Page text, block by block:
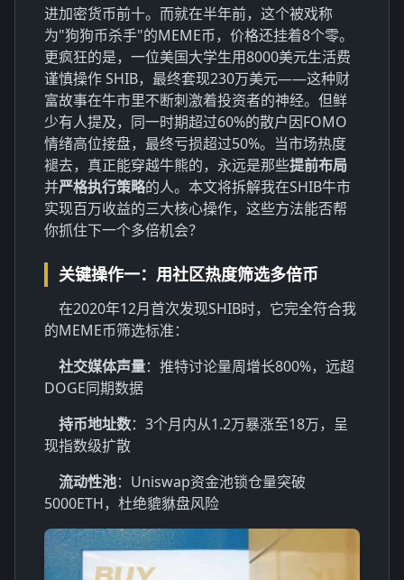
进加密货币前十。而就在半年前，这个被戏称
为"狗狗币杀手"的MEME币，价格还挂着8个零。
更疯狂的是，一位美国大学生用8000美元生活费
谨慎操作 SHIB，最终套现230万美元——这种财
富故事在牛市里不断刺激着投资者的神经。但鲜
少有人提及，同一时期超过60%的散户因FOMO
情绪高位接盘，最终亏损超过50%。当市场热度
褪去，真正能穿越牛熊的，永远是那些提前布局
并严格执行策略的人。本文将拆解我在SHIB牛市
实现百万收益的三大核心操作，这些方法能否帮
你抓住下一个多倍机会？
关键操作一：用社区热度筛选多倍币
在2020年12月首次发现SHIB时，它完全符合我
的MEME币筛选标准：
社交媒体声量：推特讨论量周增长800%，远超
DOGE同期数据
持币地址数：3个月内从1.2万暴涨至18万，呈
现指数级扩散
流动性池：Uniswap资金池锁仓量突破
5000ETH，杜绝貔貅盘风险